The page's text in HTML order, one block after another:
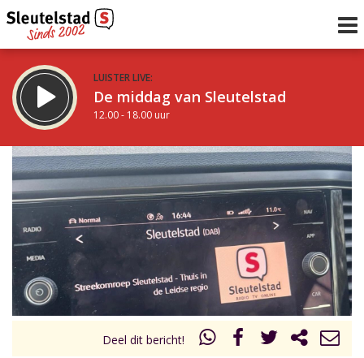
LUISTER LIVE:
De middag van Sleutelstad
12.00 - 18.00 uur
STRAKS:
De avond van Sleutelstad
18.00 - 19.00 uur
Vorig uur
uur 1 van 0 Volgend uur
Deel dit bericht!